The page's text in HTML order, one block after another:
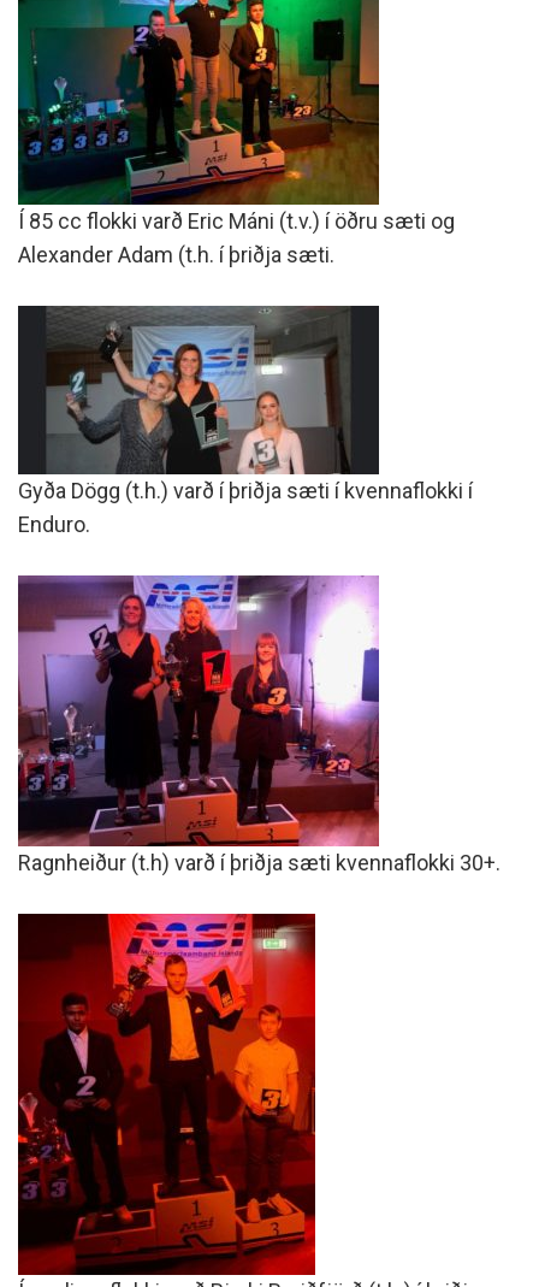
Í 85 cc flokki varð Eric Máni (t.v.) í öðru sæti og
Alexander Adam (t.h. í þriðja sæti.
Gyða Dögg (t.h.) varð í þriðja sæti í kvennaflokki í
Enduro.
Ragnheiður (t.h) varð í þriðja sæti kvennaflokki 30+.